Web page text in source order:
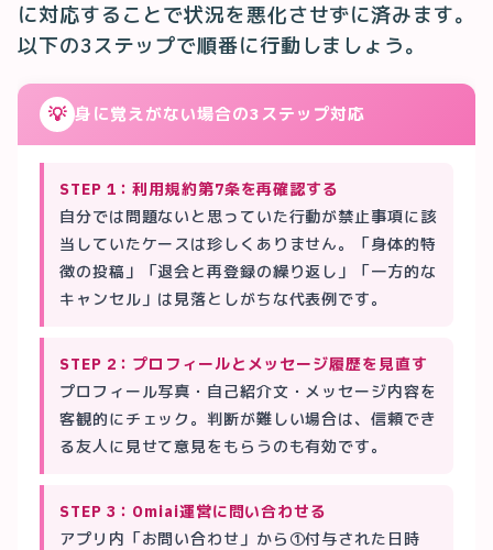
に対応することで状況を悪化させずに済みます。
以下の3ステップで順番に行動しましょう。
💡 身に覚えがない場合の3ステップ対応
STEP 1：利用規約第7条を再確認する
自分では問題ないと思っていた行動が禁止事項に該
当していたケースは珍しくありません。「身体的特
徴の投稿」「退会と再登録の繰り返し」「一方的な
キャンセル」は見落としがちな代表例です。
STEP 2：プロフィールとメッセージ履歴を見直す
プロフィール写真・自己紹介文・メッセージ内容を
客観的にチェック。判断が難しい場合は、信頼でき
る友人に見せて意見をもらうのも有効です。
STEP 3：Omiai運営に問い合わせる
アプリ内「お問い合わせ」から①付与された日時